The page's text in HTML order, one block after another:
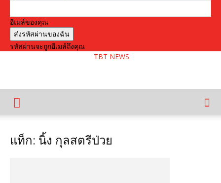
อีเมล์ของคุณ
รหัสผ่านจะถูกอีเมล์ถึงคุณ
TBT NEWS
แท็ก: นิ้ง กุลสตรีป่วย